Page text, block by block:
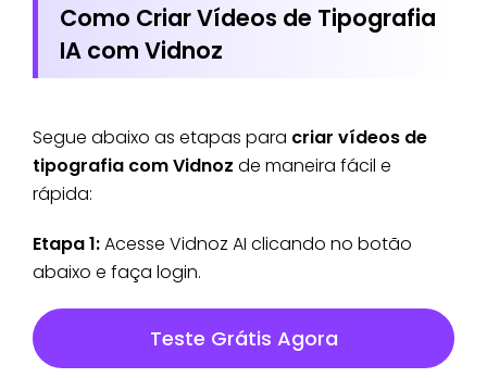
Como Criar Vídeos de Tipografia
IA com Vidnoz
Segue abaixo as etapas para criar vídeos de
tipografia com Vidnoz de maneira fácil e
rápida:
Etapa 1:Acesse Vidnoz AI clicando no botão
abaixo e faça login.
Teste Grátis Agora